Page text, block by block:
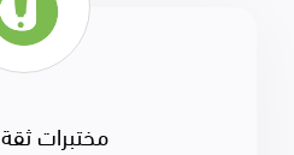
مختبرات ثقة